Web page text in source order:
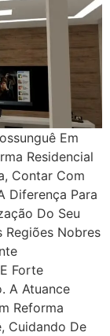
Em
Residencial
Contar Com
Diferença Para
Do Seu
Regiões Nobres
Forte
A Atuance
Reforma
Cuidando De